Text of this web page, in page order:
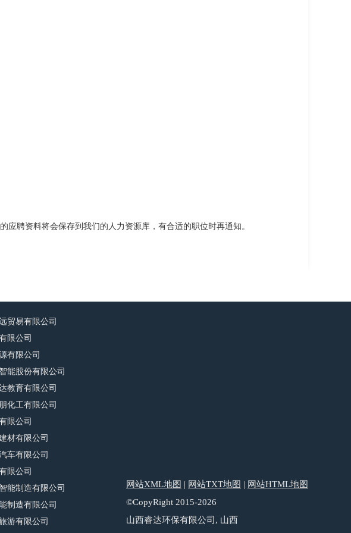
聘资料将会保存到我们的人力资源库，有合适的职位时再通知。
贸易有限公司
限公司
有限公司
能股份有限公司
教育有限公司
化工有限公司
限公司
材有限公司
车有限公司
限公司
能制造有限公司
制造有限公司
游有限公司
网站XML地图 | 网站TXT地图 | 网站HTML地图
©CopyRight 2015-2026
山西睿达环保有限公司, 山西